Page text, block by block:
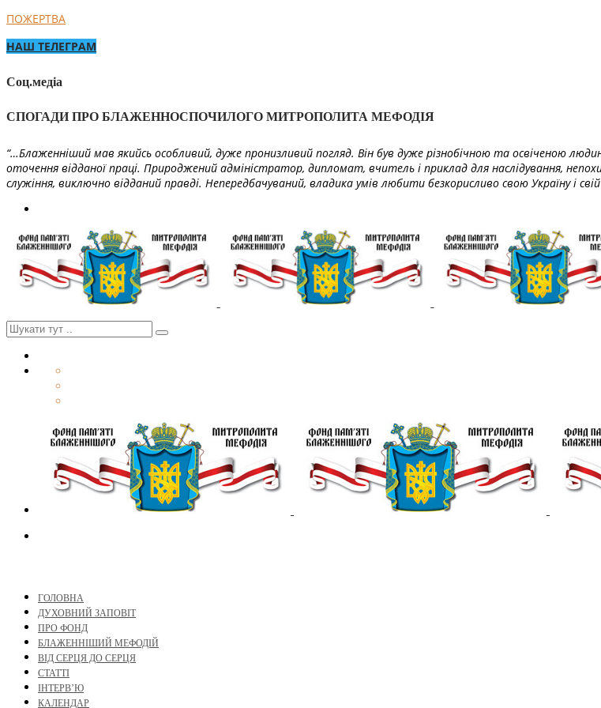
ПОЖЕРТВА
НАШ ТЕЛЕГРАМ
Соц.медіа
СПОГАДИ ПРО БЛАЖЕННОСПОЧИЛОГО МИТРОПОЛИТА МЕФОДІЯ
“…Блаженніший мав якийсь особливий, дуже пронизливий погляд. Він був дуже різнобічною та освіченою
оточення відданої праці. Природжений адміністратор, дипломат, вчитель і приклад для наслідування,
служіння, виключно відданий правді. Непередбачуваний, владика умів любити безкорисливо свою Україну і
ГОЛОВНА
ДУХОВНИЙ ЗАПОВІТ
ПРО ФОНД
БЛАЖЕННІШИЙ МЕФОДІЙ
ВІД СЕРЦЯ ДО СЕРЦЯ
СТАТТІ
ІНТЕРВ’Ю
КАЛЕНДАР